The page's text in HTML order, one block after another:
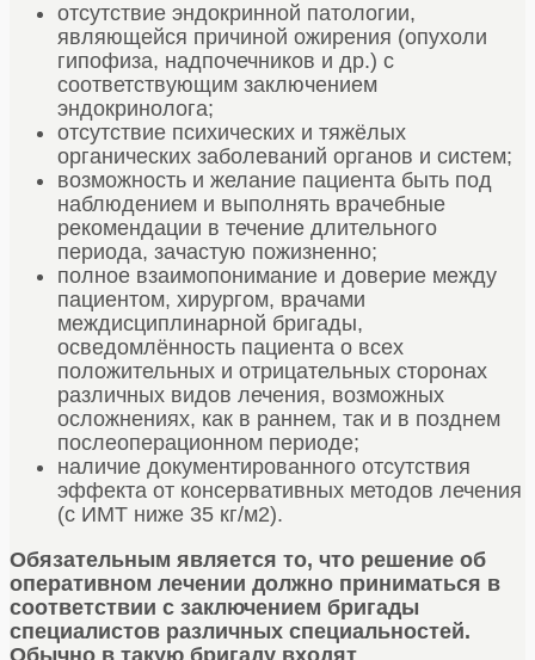
отсутствие эндокринной патологии,
являющейся причиной ожирения (опухоли
гипофиза, надпочечников и др.) с
соответствующим заключением
эндокринолога;
отсутствие психических и тяжёлых
органических заболеваний органов и систем;
возможность и желание пациента быть под
наблюдением и выполнять врачебные
рекомендации в течение длительного
периода, зачастую пожизненно;
полное взаимопонимание и доверие между
пациентом, хирургом, врачами
междисциплинарной бригады,
осведомлённость пациента о всех
положительных и отрицательных сторонах
различных видов лечения, возможных
осложнениях, как в раннем, так и в позднем
послеоперационном периоде;
наличие документированного отсутствия
эффекта от консервативных методов лечения
(с ИМТ ниже 35 кг/м2).
Обязательным является то, что решение об
оперативном лечении должно приниматься в
соответствии с заключением бригады
специалистов различных специальностей.